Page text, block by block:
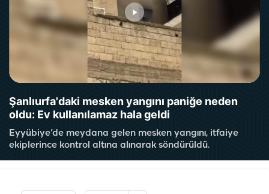
Şanlıurfa'daki mesken yangını paniğe neden
oldu: Ev kullanılamaz hala geldi
Eyyübiye’de meydana gelen mesken yangını, itfaiye
ekiplerince kontrol altına alınarak söndürüldü.